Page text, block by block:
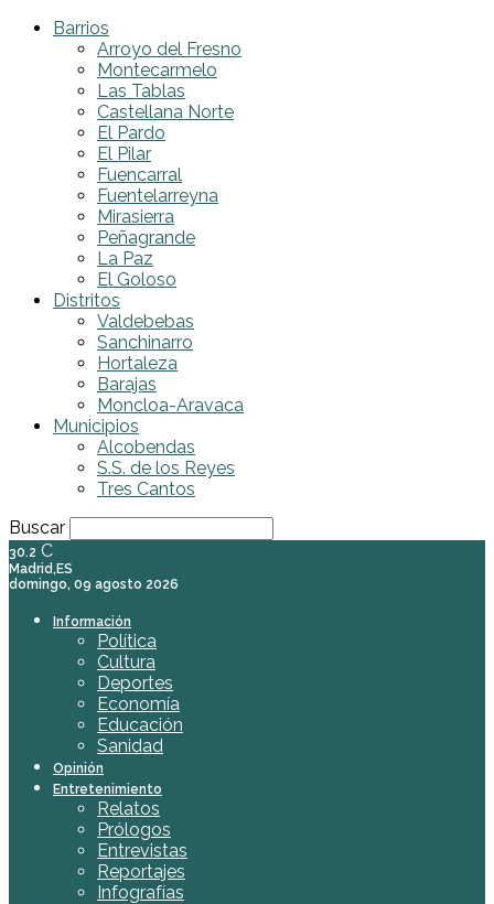
Barrios
Arroyo del Fresno
Montecarmelo
Las Tablas
Castellana Norte
El Pardo
El Pilar
Fuencarral
Fuentelarreyna
Mirasierra
Peñagrande
La Paz
El Goloso
Distritos
Valdebebas
Sanchinarro
Hortaleza
Barajas
Moncloa-Aravaca
Municipios
Alcobendas
S.S. de los Reyes
Tres Cantos
Buscar
30.2 C
Madrid,ES
domingo, 09 agosto 2026
Información
Política
Cultura
Deportes
Economía
Educación
Sanidad
Opinión
Entretenimiento
Relatos
Prólogos
Entrevistas
Reportajes
Infografías